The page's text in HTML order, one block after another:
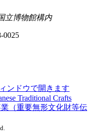
立博物館構内
0025
ンドウで開きます
Traditional Crafts